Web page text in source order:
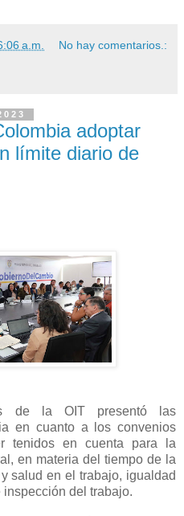
a.m. No hay comentarios.:
adoptar
límite diario de
de la OIT presentó las
en cuanto a los convenios
tenidos en cuenta para la
en materia del tiempo de la
salud en el trabajo, igualdad
del trabajo.